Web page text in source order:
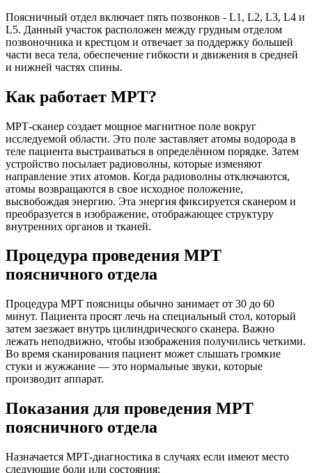
Поясничный отдел включает пять позвонков - L1, L2, L3, L4 и
L5. Данный участок расположен между грудным отделом
позвоночника и крестцом и отвечает за поддержку большей
части веса тела, обеспечение гибкости и движения в средней
и нижней частях спины.
Как работает МРТ?
МРТ-сканер создает мощное магнитное поле вокруг
исследуемой области. Это поле заставляет атомы водорода в
теле пациента выстраиваться в определённом порядке. Затем
устройство посылает радиоволны, которые изменяют
направление этих атомов. Когда радиоволны отключаются,
атомы возвращаются в свое исходное положение,
высвобождая энергию. Эта энергия фиксируется сканером и
преобразуется в изображение, отображающее структуру
внутренних органов и тканей.
Процедура проведения МРТ
поясничного отдела
Процедура МРТ поясницы обычно занимает от 30 до 60
минут. Пациента просят лечь на специальный стол, который
затем заезжает внутрь цилиндрического сканера. Важно
лежать неподвижно, чтобы изображения получились четкими.
Во время сканирования пациент может слышать громкие
стуки и жужжание — это нормальные звуки, которые
производит аппарат.
Показания для проведения МРТ
поясничного отдела
Назначается МРТ-диагностика в случаях если имеют место
следующие боли или состояния: